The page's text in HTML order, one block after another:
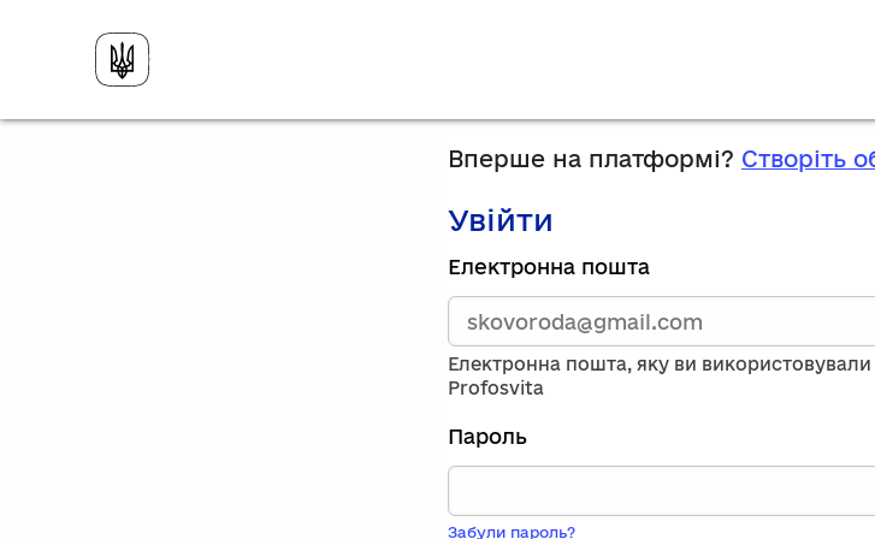
Вперше на платформі? Створіть
Увійти
Зареєструйтесь,
використавши
електронну
адресу
та
пароль.
Якщо
вас
немає
запису,
Електронна пошта
Електронна пошта, яку ви використовували
Profosvita
Пароль
Забули пароль?